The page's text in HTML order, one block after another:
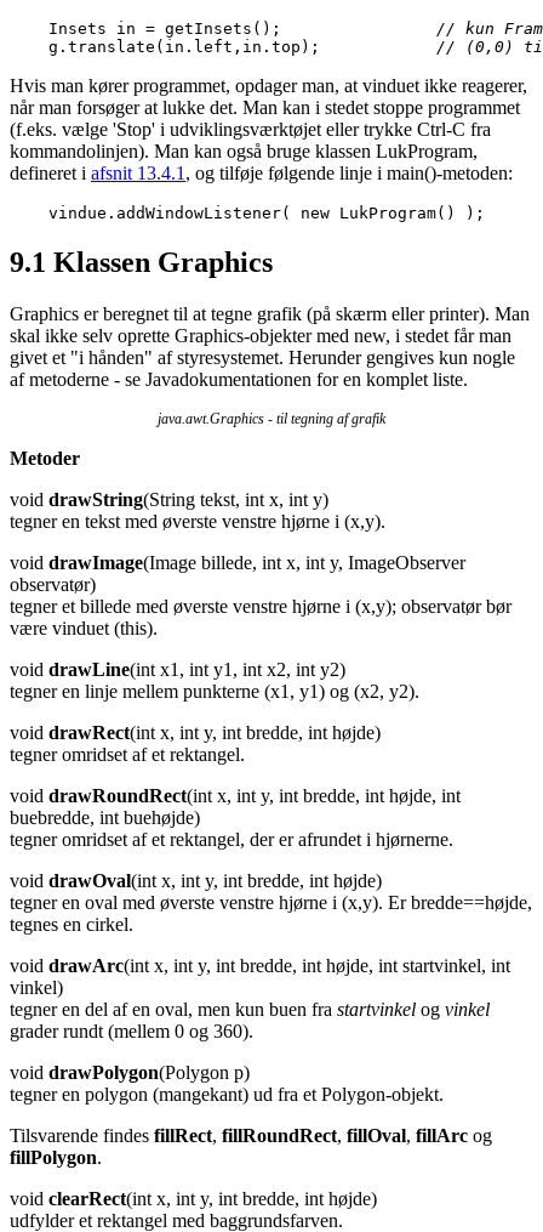
    Insets in = getInsets();
// kun
    g.translate(in.left,in.top);
// (0,0)
Hvis man kører programmet, opdager man, at vinduet ikke reagerer,
når man forsøger at lukke det. Man kan i stedet stoppe programmet
(f.eks. vælge 'Stop' i udviklingsværktøjet eller trykke Ctrl-C fra
kommandolinjen). Man kan også bruge klassen LukProgram,
defineret i afsnit 13.4.1 , og tilføje følgende linje i main()-metoden:
    vindue.addWindowListener( new LukProgram() );
9.1 Klassen Graphics
Graphics er beregnet til at tegne grafik (på skærm eller printer). Man
skal ikke selv oprette Graphics-objekter med new, i stedet får man
givet et "i hånden" af styresystemet. Herunder gengives kun nogle
af metoderne - se Javadokumentationen for en komplet liste.
java.awt.Graphics - til tegning af grafik
Metoder
void drawString(String tekst, int x, int y)
tegner en tekst med øverste venstre hjørne i (x,y).
void drawImage(Image billede, int x, int y, ImageObserver
observatør)
tegner et billede med øverste venstre hjørne i (x,y); observatør bør
være vinduet (this).
void drawLine(int x1, int y1, int x2, int y2)
tegner en linje mellem punkterne (x1, y1) og (x2, y2).
void drawRect(int x, int y, int bredde, int højde)
tegner omridset af et rektangel.
void drawRoundRect(int x, int y, int bredde, int højde, int
buebredde, int buehøjde)
tegner omridset af et rektangel, der er afrundet i hjørnerne.
void drawOval(int x, int y, int bredde, int højde)
tegner en oval med øverste venstre hjørne i (x,y). Er bredde==højde,
tegnes en cirkel.
void drawArc(int x, int y, int bredde, int højde, int startvinkel, int
vinkel)
tegner en del af en oval, men kun buen fra startvinkel og vinkel
grader rundt (mellem 0 og 360).
void drawPolygon(Polygon p)
tegner en polygon (mangekant) ud fra et Polygon-objekt.
Tilsvarende findes fillRect, fillRoundRect, fillOval, fillArc og
fillPolygon.
void clearRect(int x, int y, int bredde, int højde)
udfylder et rektangel med baggrundsfarven.